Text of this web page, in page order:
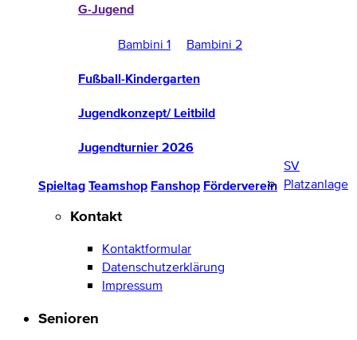
G-Jugend
Bambini 1 Bambini 2
Fußball-Kindergarten
Jugendkonzept/ Leitbild
Jugendturnier 2026
Spieltag Teamshop Fanshop Förderverein
SV
Platzanlage
Kontakt
Kontaktformular
Datenschutzerklärung
Impressum
Senioren